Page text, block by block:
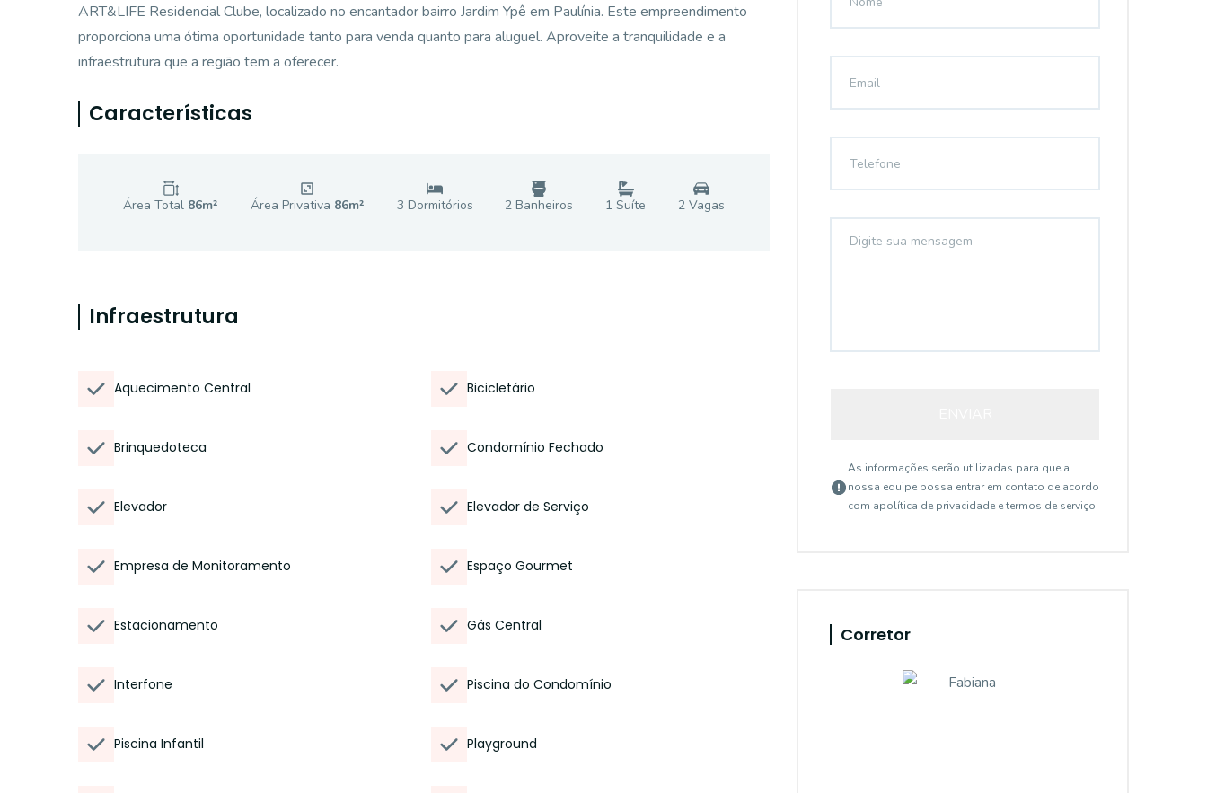
ART&LIFE Residencial Clube, localizado no encantador bairro Jardim Ypê em Paulínia. Este empreendimento
proporciona uma ótima oportunidade tanto para venda quanto para aluguel. Aproveite a tranquilidade e a
infraestrutura que a região tem a oferecer.
Características
Área Total 86m² Área Privativa 86m² 3 Dormitórios 2 Banheiros 1 Suíte 2Vagas
Infraestrutura
Aquecimento Central Bicicletário
Brinquedoteca Condomínio Fechado
Elevador Elevador de Serviço
Empresa de Monitoramento Espaço Gourmet
Estacionamento Gás Central
Interfone Piscina do Condomínio
Piscina Infantil Playground
As informações serão utilizadas para que a
nossa equipe possa entrar em contato de acordo
com apolítica de privacidade e termos de serviço
Corretor